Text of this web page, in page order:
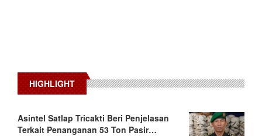
HIGHLIGHT
Asintel Satlap Tricakti Beri Penjelasan
Terkait Penanganan 53 Ton Pasir…